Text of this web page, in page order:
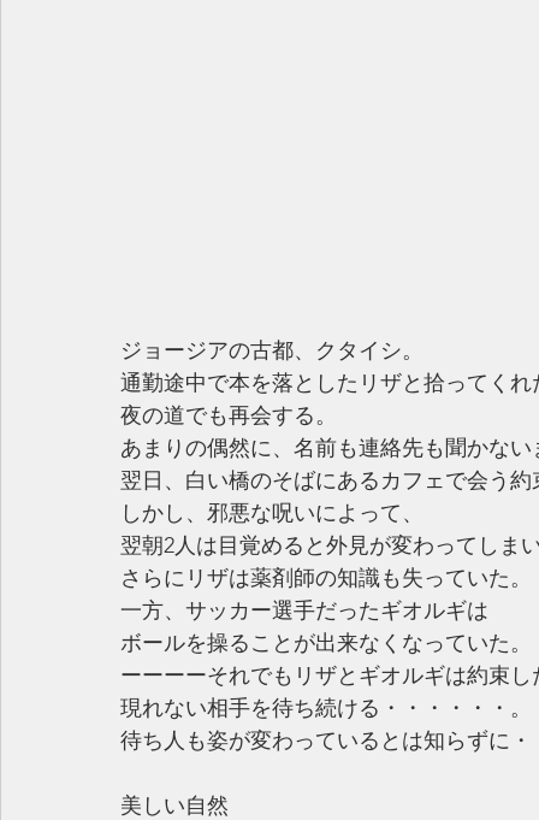
ジョージアの古都、クタイシ。
通勤途中で本を落としたリザと拾ってく
夜の道でも再会する。
あまりの偶然に、名前も連絡先も聞かない
翌日、白い橋のそばにあるカフェで会う約
しかし、邪悪な呪いによって、
翌朝2人は目覚めると外見が変わってしま
さらにリザは薬剤師の知識も失っていた。
一方、サッカー選手だったギオルギは
ボールを操ることが出来なくなっていた。
ーーーーそれでもリザとギオルギは約束
現れない相手を待ち続ける・・・・・・。
待ち人も姿が変わっているとは知らずに
美しい自然